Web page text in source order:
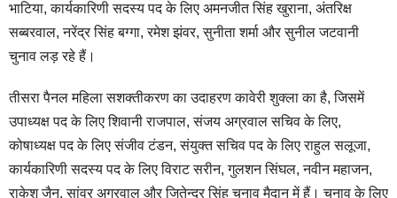
भाटिया, कार्यकारिणी सदस्य पद के लिए अमनजीत सिंह खुराना, अंतरिक्ष
सब्बरवाल, नरेंद्र सिंह बग्गा, रमेश झंवर, सुनीता शर्मा और सुनील जटवानी
चुनाव लड़ रहे हैं।
तीसरा पैनल महिला सशक्तीकरण का उदाहरण कावेरी शुक्ला का है, जिसमें
उपाध्यक्ष पद के लिए शिवानी राजपाल, संजय अग्रवाल सचिव के लिए,
कोषाध्यक्ष पद के लिए संजीव टंडन, संयुक्त सचिव पद के लिए राहुल सलूजा,
कार्यकारिणी सदस्य पद के लिए विराट सरीन,‌ गुलशन सिंघल, नवीन महाजन,
राकेश जैन,‌ सांवर अग्रवाल और जितेन्द्र सिंह चुनाव मैदान में हैं। चुनाव के लिए